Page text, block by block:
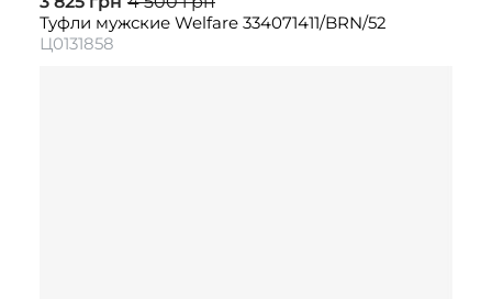
Туфли мужские Welfare 334071411/BRN/52
Ц0131858